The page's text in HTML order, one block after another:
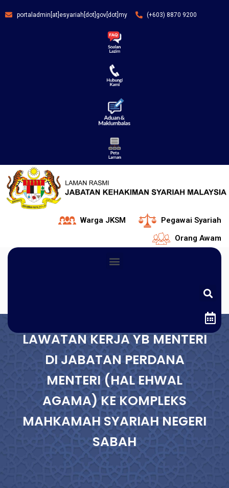
portaladmin[at]esyariah[dot]gov[dot]my (+603) 8870 9200
Warga JKSM
Pegawai Syariah
Orang Awam
LAWATAN KERJA YB MENTERI
DI JABATAN PERDANA
MENTERI (HAL EHWAL
AGAMA) KE KOMPLEKS
MAHKAMAH SYARIAH NEGERI
SABAH